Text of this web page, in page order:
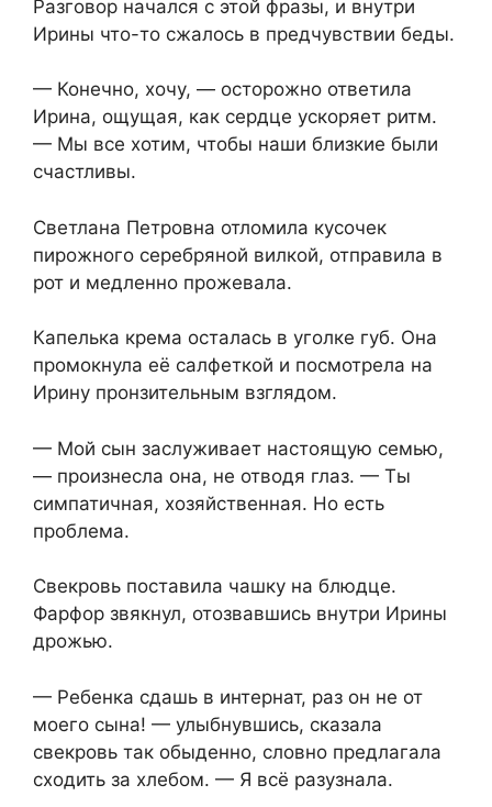
Разговор начался с этой фразы, и внутри
Ирины что-то сжалось в предчувствии беды.
— Конечно, хочу, — осторожно ответила
Ирина, ощущая, как сердце ускоряет ритм.
— Мы все хотим, чтобы наши близкие были
счастливы.
Светлана Петровна отломила кусочек
пирожного серебряной вилкой, отправила в
рот и медленно прожевала.
Капелька крема осталась в уголке губ. Она
промокнула её салфеткой и посмотрела на
Ирину пронзительным взглядом.
— Мой сын заслуживает настоящую семью,
— произнесла она, не отводя глаз. — Ты
симпатичная, хозяйственная. Но есть
проблема.
Свекровь поставила чашку на блюдце.
Фарфор звякнул, отозвавшись внутри Ирины
дрожью.
— Ребенка сдашь в интернат, раз он не от
моего сына! — улыбнувшись, сказала
свекровь так обыденно, словно предлагала
сходить за хлебом. — Я всё разузнала.